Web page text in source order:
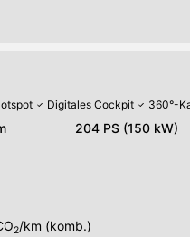
Digitales Cockpit 360°-
204 PS (150 kW)
2/km (komb.)